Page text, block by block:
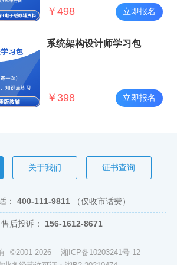
￥ 498 立即报名
系统架构设计师学习包
￥ 398 立即报名
关于我们 证书查询
： 400-111-9811 （仅收市话费）
售后投诉： 156-1612-8671
©2001-2026 湘ICP备10203241号-12